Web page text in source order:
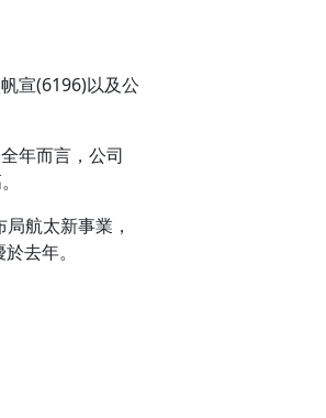
宣(6196)以及公
年而言，公司
航太新事業，
去年。